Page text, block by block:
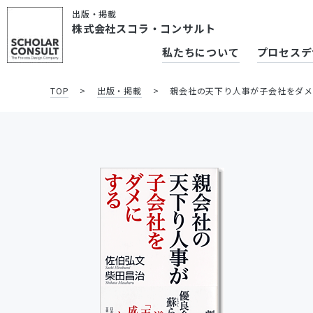
出版・掲載
株式会社スコラ・コンサルト
私たちについて
プロセス
TOP > 出版・掲載 > 親会社の天下り人事が子会社をダ